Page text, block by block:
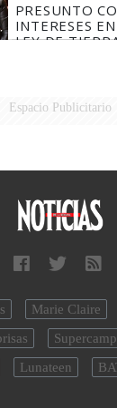
PRESUNTO
INTERESES
LEY DE
Espacio Publicitario
Marie Claire
Lunateen